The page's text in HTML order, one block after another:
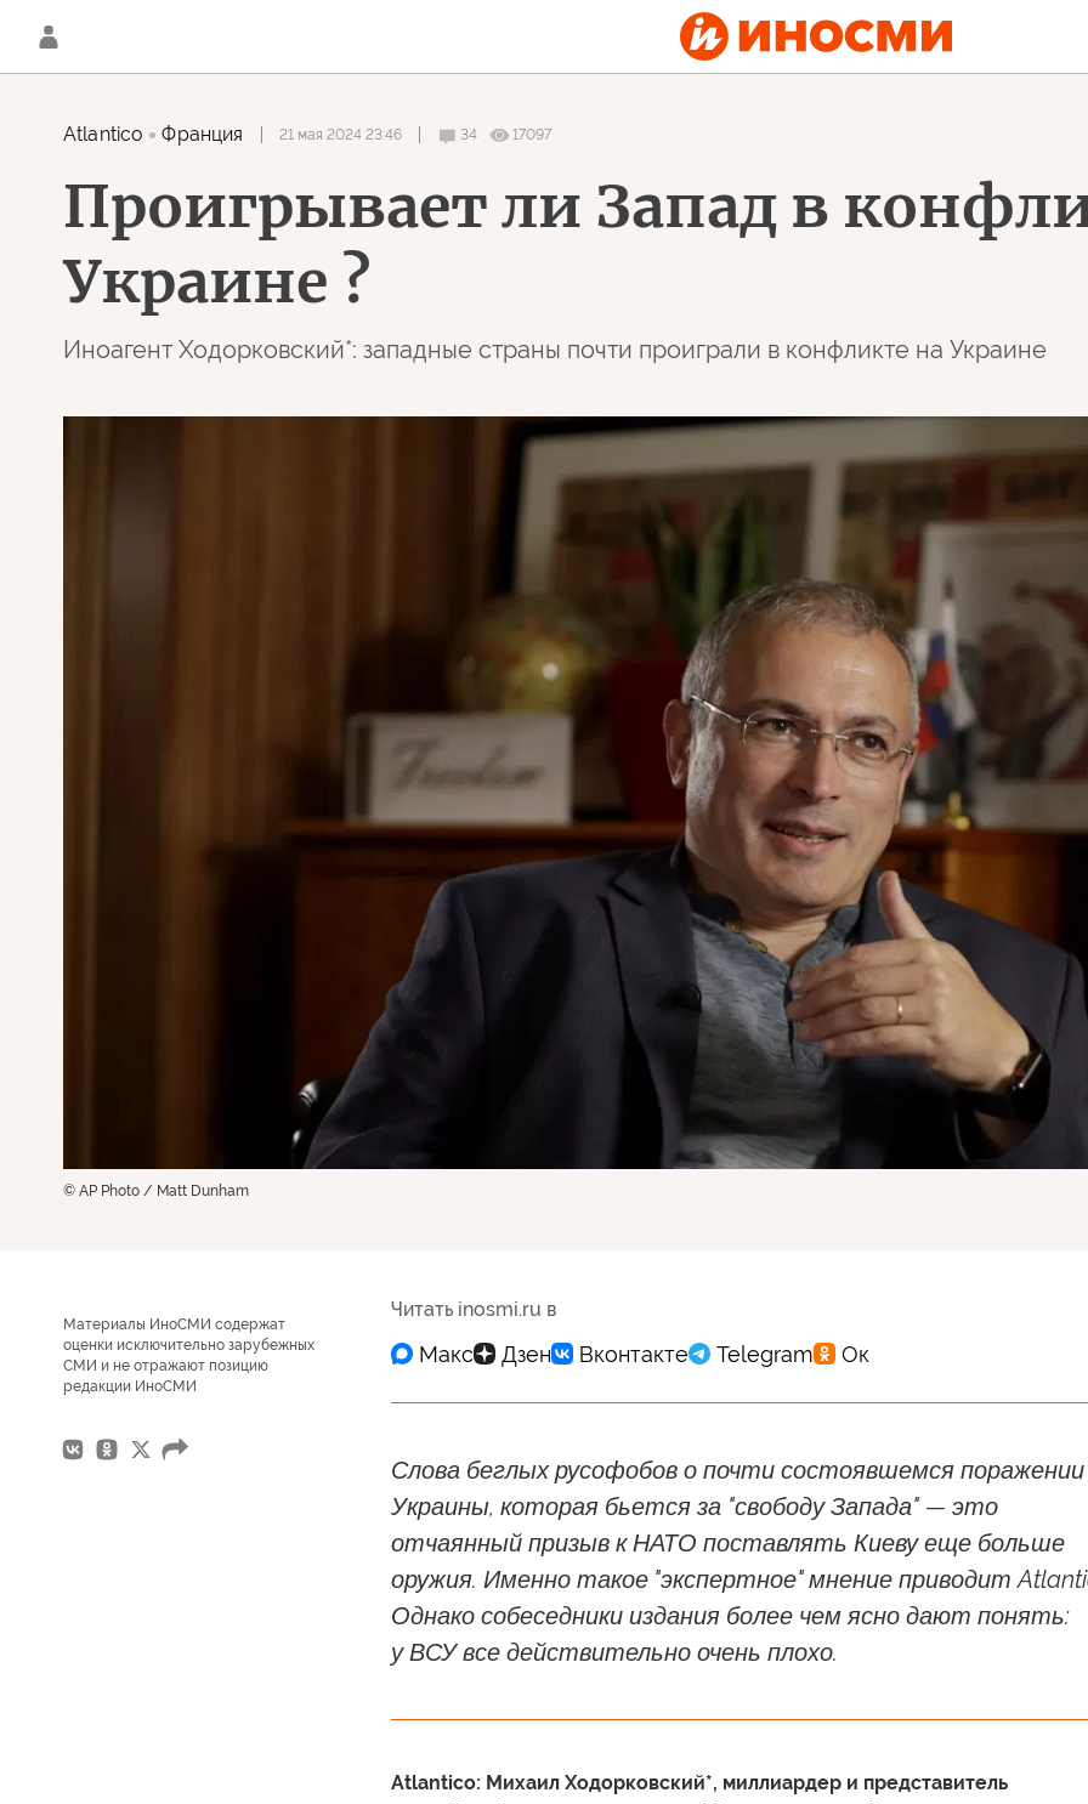
Atlantico Франция 21 мая 2024 23:46 34 17097
Проигрывает ли Запад в
Украине ?
Иноагент Ходорковский*: западные страны почти проиграли в конфликте на Украине
© AP Photo / Matt Dunham
Материалы ИноСМИ содержат
оценки исключительно зарубежных
СМИ и не отражают позицию
редакции ИноСМИ
Читать inosmi.ru в
Слова беглых русофобов о почти состоявшемся поражении
Украины, которая бьется за "свободу Запада" — это
отчаянный призыв к НАТО поставлять Киеву еще больше
оружия. Именно такое "экспертное" мнение приводит
Однако собеседники издания более чем ясно дают понять:
у ВСУ все действительно очень плохо.
Atlantico: Михаил Ходорковский*, миллиардер и представитель